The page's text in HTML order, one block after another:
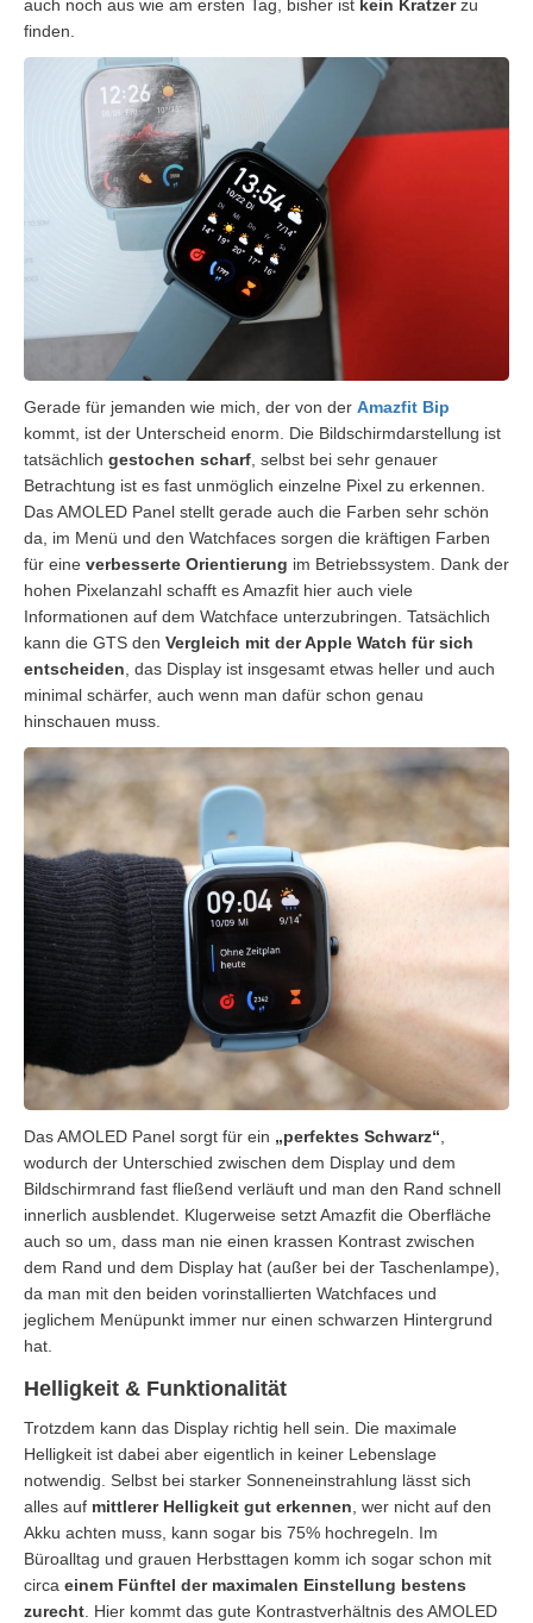
auch noch aus wie am ersten Tag, bisher ist kein Kratzerzu
finden.
Gerade für jemanden wie mich, der von der Amazfit Bip
kommt, ist der Unterscheid enorm. Die Bildschirmdarstellung ist
tatsächlich gestochen scharf , selbst bei sehr genauer
Betrachtung ist es fast unmöglich einzelne Pixel zu erkennen.
Das AMOLED Panel stellt gerade auch die Farben sehr schön
da, im Menü und den Watchfaces sorgen die kräftigen Farben
für eine verbesserte Orientierung im Betriebssystem. Dank der
hohen Pixelanzahl schafft es Amazfit hier auch viele
Informationen auf dem Watchface unterzubringen. Tatsächlich
kann die GTS den Vergleich mit der Apple Watch für sich
entscheiden , das Display ist insgesamt etwas heller und auch
minimal schärfer, auch wenn man dafür schon genau
hinschauen muss.
Das AMOLED Panel sorgt für ein „perfektes Schwarz“,
wodurch der Unterschied zwischen dem Display und dem
Bildschirmrand fast fließend verläuft und man den Rand schnell
innerlich ausblendet. Klugerweise setzt Amazfit die Oberfläche
auch so um, dass man nie einen krassen Kontrast zwischen
dem Rand und dem Display hat (außer bei der Taschenlampe),
da man mit den beiden vorinstallierten Watchfaces und
jeglichem Menüpunkt immer nur einen schwarzen Hintergrund
hat.
Helligkeit & Funktionalität
Trotzdem kann das Display richtig hell sein. Die maximale
Helligkeit ist dabei aber eigentlich in keiner Lebenslage
notwendig. Selbst bei starker Sonneneinstrahlung lässt sich
alles auf mittlerer Helligkeit gut erkennen, wer nicht auf den
Akku achten muss, kann sogar bis 75% hochregeln. Im
Büroalltag und grauen Herbsttagen komm ich sogar schon mit
circa einem Fünftel der maximalen Einstellung bestens
zurecht. Hier kommt das gute Kontrastverhältnis des AMOLED